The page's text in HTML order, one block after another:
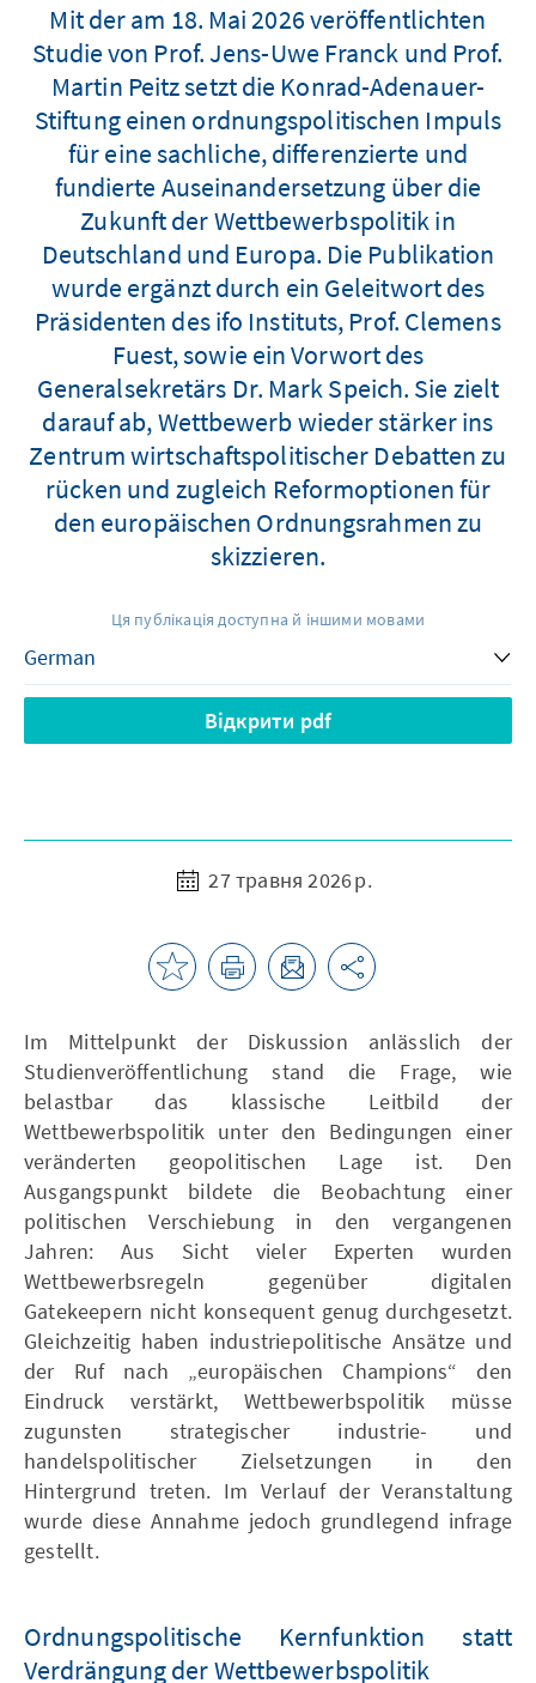
Mit der am 18. Mai 2026 veröffentlichten
Studie von Prof. Jens-Uwe Franck und Prof.
Martin Peitz setzt die Konrad-Adenauer-
Stiftung einen ordnungspolitischen Impuls
für eine sachliche, differenzierte und
fundierte Auseinandersetzung über die
Zukunft der Wettbewerbspolitik in
Deutschland und Europa. Die Publikation
wurde ergänzt durch ein Geleitwort des
Präsidenten des ifo Instituts, Prof. Clemens
Fuest, sowie ein Vorwort des
Generalsekretärs Dr. Mark Speich. Sie zielt
darauf ab, Wettbewerb wieder stärker ins
Zentrum wirtschaftspolitischer Debatten zu
rücken und zugleich Reformoptionen für
den europäischen Ordnungsrahmen zu
skizzieren.
Ця публікація доступна й іншими мовами
Відкрити pdf
27 травня 2026 р.
Im Mittelpunkt der Diskussion anlässlich der
Studienveröffentlichung stand die Frage, wie
belastbar das klassische Leitbild der
Wettbewerbspolitik unter den Bedingungen einer
veränderten geopolitischen Lage ist. Den
Ausgangspunkt bildete die Beobachtung einer
politischen Verschiebung in den vergangenen
Jahren: Aus Sicht vieler Experten wurden
Wettbewerbsregeln gegenüber digitalen
Gatekeepern nicht konsequent genug durchgesetzt.
Gleichzeitig haben industriepolitische Ansätze und
der Ruf nach „europäischen Champions“ den
Eindruck verstärkt, Wettbewerbspolitik müsse
zugunsten strategischer industrie- und
handelspolitischer Zielsetzungen in den
Hintergrund treten. Im Verlauf der Veranstaltung
wurde diese Annahme jedoch grundlegend infrage
gestellt.
Ordnungspolitische Kernfunktion statt
Verdrängung der Wettbewerbspolitik